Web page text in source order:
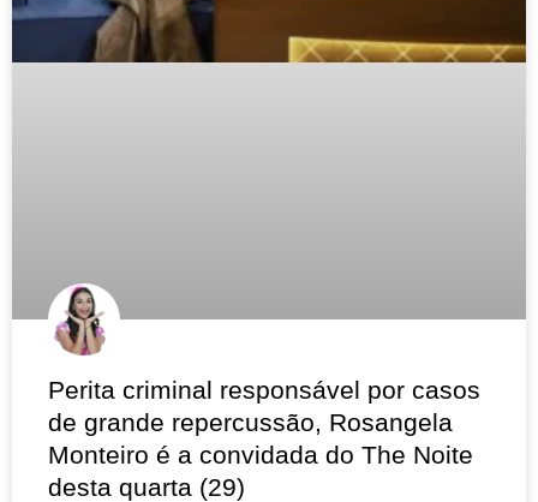
Perita criminal responsável por casos
de grande repercussão, Rosangela
Monteiro é a convidada do The Noite
desta quarta (29)